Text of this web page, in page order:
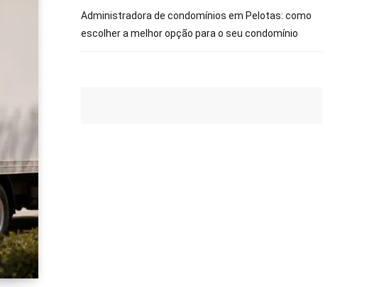
Administradora de condomínios em Pelotas: como
escolher a melhor opção para o seu condomínio